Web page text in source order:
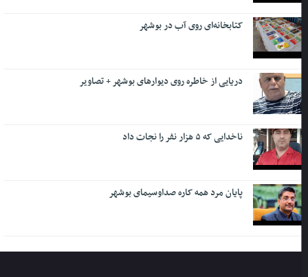
کتابخانه‌ای روی آب در بوشهر
دریایی از خاطره روی دیوارهای بوشهر + تصاویر
ناخدایی که ۵ هزار نفر را نجات داد
پایان مرد همه کاره صداوسیمای بوشهر